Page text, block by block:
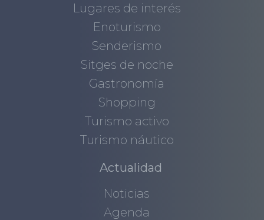
Lugares de interés
Enoturismo
Senderismo
Sitges de noche
Gastronomía
Shopping
Turismo activo
Turismo náutico
Actualidad
Noticias
Agenda